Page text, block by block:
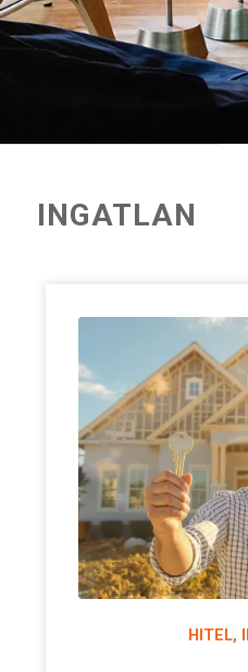
INGATLAN
HITEL,